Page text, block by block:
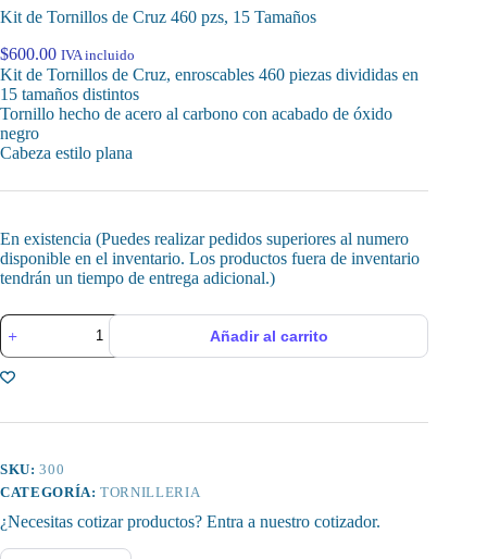
Kit de Tornillos de Cruz 460 pzs, 15 Tamaños
$600.00 IVA incluido
Kit de Tornillos de Cruz, enroscables 460 piezas divididas en
15 tamaños distintos
Tornillo hecho de acero al carbono con acabado de óxido
negro
Cabeza estilo plana
En existencia (Puedes realizar pedidos superiores al numero
disponible en el inventario. Los productos fuera de inventario
tendrán un tiempo de entrega adicional.)
Kit
de
Tornillos
de
Tamaños
cantidad
Añadir al carrito
SKU:300
CATEGORÍA:TORNILLERIA
¿Necesitas cotizar productos? Entra a nuestro cotizador.